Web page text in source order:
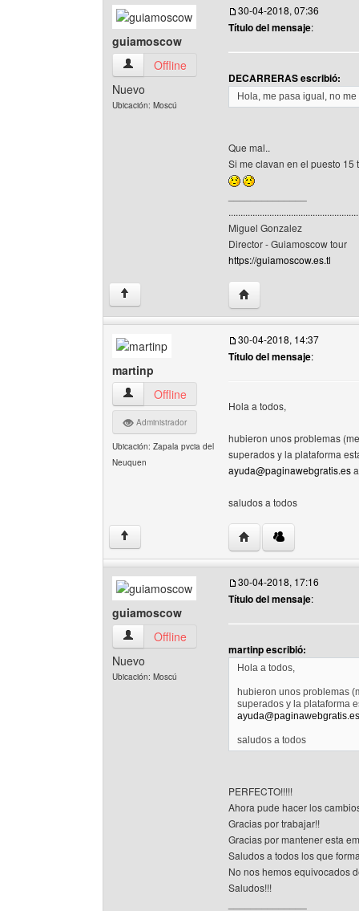
guiamoscow
guiamoscow Ver perfil del usuario
Offline
Nuevo
Ubicación: Moscú
30-04-2018, 07:36
Título del mensaje:
DECARRERAS escribió:
Hola, me pasa igual, no
Que mal..
Si me clavan en el puesto
Miguel Gonzalez
Director - Guiamoscow tour
https://guiamoscow.es.tl
↑ Visitar sitio web del
martinp
martinp Ver perfil del usuario
Offline
Administrador
Ubicación: Zapala pvcia del
Neuquen
30-04-2018, 14:37
Título del mensaje:
Hola a todos,
hubieron unos problemas
superados y la plataforma
ayuda@paginawebgratis.es
saludos a todos
↑ Visitar sitio web del
guiamoscow
guiamoscow Ver perfil del usuario
Offline
Nuevo
Ubicación: Moscú
30-04-2018, 17:16
Título del mensaje:
martinp escribió:
Hola a todos,
hubieron unos problemas
superados y la plataforma
ayuda@paginawebgratis.es
saludos a todos
PERFECTO!!!!!
Ahora pude hacer los
Gracias por trabajar!!
Gracias por mantener esta
Saludos a todos los que
No nos hemos equivocados
Saludos!!!